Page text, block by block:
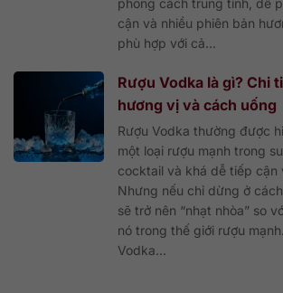
cận và nhiều phiên bản
phù hợp với cả...
Rượu Vodka là gì? Chi
hương vị và cách uống
Rượu Vodka thường được
một loại rượu mạnh trong
cocktail và khá dễ tiếp cận
Nhưng nếu chỉ dừng ở
sẽ trở nên “nhạt nhòa” so
nó trong thế giới rượu
Vodka...